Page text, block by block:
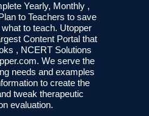
Yearly, Monthly ,
to Teachers to save
to teach. Utopper
Content Portal that
, NCERT Solutions
We serve the
needs and examples
to create the
tweak therapeutic
evaluation.